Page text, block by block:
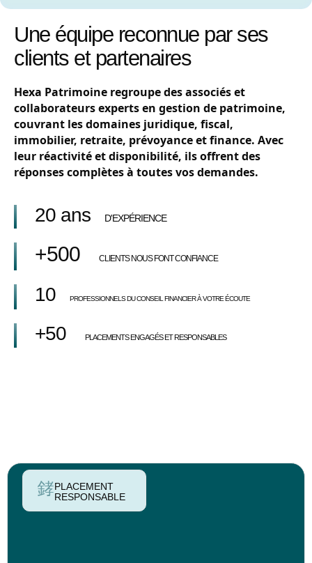
Une équipe reconnue par ses
clients et partenaires
Hexa Patrimoine regroupe des associés et
collaborateurs experts en gestion de patrimoine,
couvrant les domaines juridique, fiscal,
immobilier, retraite, prévoyance et finance. Avec
leur réactivité et disponibilité, ils offrent des
réponses complètes à toutes vos demandes.
20 ans D'EXPÉRIENCE
+500 CLIENTS NOUS FONT CONFIANCE
10 PROFESSIONNELS DU CONSEIL FINANCIER À VOTRE ÉCOUTE
+50 PLACEMENTS ENGAGÉS ET RESPONSABLES
PLACEMENT
RESPONSABLE